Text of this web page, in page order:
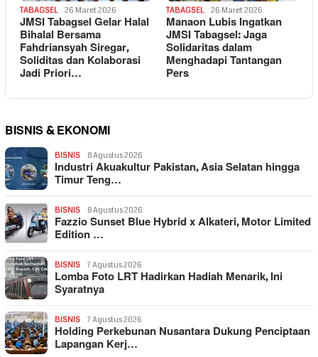
TABAGSEL 26 Maret 2026
JMSI Tabagsel Gelar Halal
Bihalal Bersama
Fahdriansyah Siregar,
Soliditas dan Kolaborasi
Jadi Priori…
TABAGSEL 26 Maret 2026
Manaon Lubis Ingatkan
JMSI Tabagsel: Jaga
Solidaritas dalam
Menghadapi Tantangan
Pers
BISNIS & EKONOMI
BISNIS 8 Agustus 2026
Industri Akuakultur Pakistan, Asia Selatan hingga
Timur Teng…
BISNIS 8 Agustus 2026
Fazzio Sunset Blue Hybrid x Alkateri, Motor Limited
Edition …
BISNIS 7 Agustus 2026
Lomba Foto LRT Hadirkan Hadiah Menarik, Ini
Syaratnya
BISNIS 7 Agustus 2026
Holding Perkebunan Nusantara Dukung Penciptaan
Lapangan Kerj…